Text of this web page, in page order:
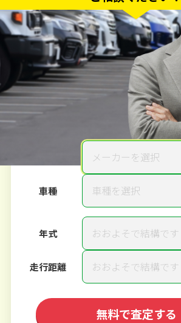
電話か出張か、高い方の査定を提案。
だから高価買取!
20秒で入力完
無料で カンタン
ご依頼いただいたお車を丁寧に
メーカーを選択
車種 車種を選択
年式 おおよそで結構です
走行距離 おおよそで結構です
無料で査定する